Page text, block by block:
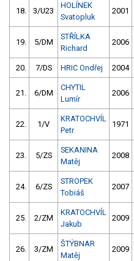
18. 3/U23
HOLÍNEK
Svatopluk
2001
19. 5/DM
STŘÍLKA
Richard
2006
20. 7/DS HRIC Ondřej 2004
21. 6/DM
CHYTIL
Lumír
2006
22. 1/V
KRATOCHVÍL
Petr
1971
23. 5/ZS
SEKANINA
Matěj
2008
24. 6/ZS
STROPEK
Tobiáš
2007
25. 2/ZM
KRATOCHVÍL
Jakub
2009
26. 3/ZM
ŠTÝBNAR
Matěj
2009